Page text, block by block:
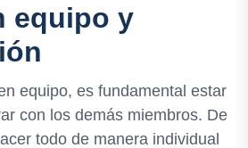
equipo y
equipo, es fundamental estar
con los demás miembros. De
todo de manera individual